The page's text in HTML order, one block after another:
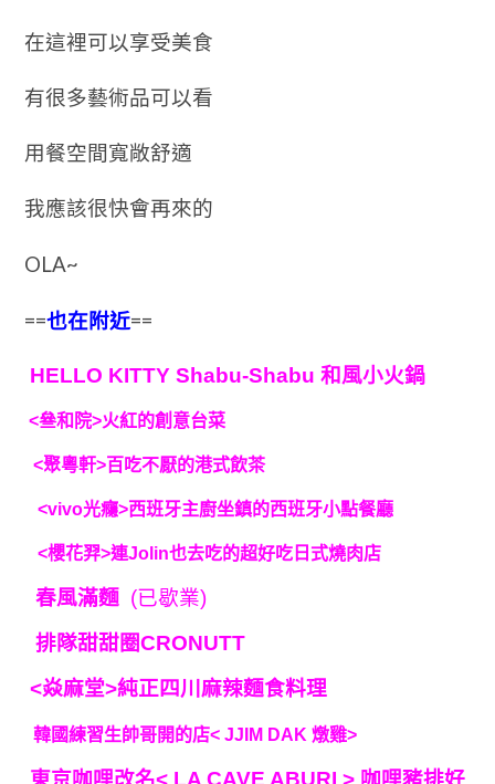
在這裡可以享受美食
有很多藝術品可以看
用餐空間寬敞舒適
我應該很快會再來的
OLA~
==也在附近==
HELLO KITTY Shabu-Shabu 和風小火鍋
<叄和院>火紅的創意台菜
<聚粵軒>百吃不厭的港式飲茶
<vivo光癮>西班牙主廚坐鎮的西班牙小點餐廳
<櫻花羿>連Jolin也去吃的超好吃日式燒肉店
春風滿麵 (已歇業)
排隊甜甜圈CRONUTT
<焱麻堂>純正四川麻辣麵食料理
韓國練習生帥哥開的店< JJIM DAK 燉雞>